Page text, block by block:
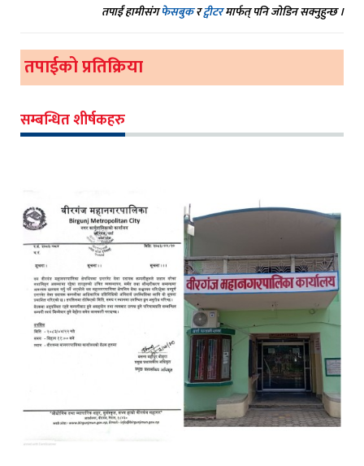
तपाईं हामीसंगफेसबुकरट्वीटरमार्फत् पनि जोडिन सक्नुहुन्छ ।
तपाईको प्रतिक्रिया
सम्बन्धित शीर्षकहरु